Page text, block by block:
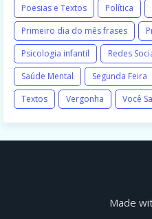
Poesias e Textos
Política
Primeiro dia do mês frases
Psicologia infantil
Redes
Saúde Mental
Segunda Feira
Textos
Vergonha Você
Made